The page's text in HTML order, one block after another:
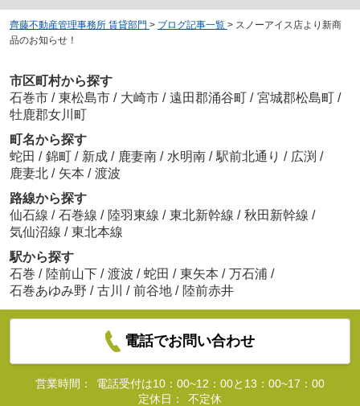
齊藤不動産管理事務所 賃貸部門 > ブログ記事一覧 > スノーアイス店より新商
品のお知らせ！
市区町村から探す
石巻市 / 東松島市 / 大崎市 / 遠田郡涌谷町 / 宮城郡松島町 /
牡鹿郡女川町
町名から探す
蛇田 / 錦町 / 新成 / 鹿妻南 / 水明南 / 駅前北通り / 広渕 /
鹿妻北 / 矢本 / 渡波
路線から探す
仙石線 / 石巻線 / 陸羽東線 / 東北新幹線 / 秋田新幹線 /
気仙沼線 / 東北本線
駅から探す
石巻 / 陸前山下 / 渡波 / 蛇田 / 東矢本 / 万石浦 /
石巻あゆみ野 / 古川 / 前谷地 / 陸前赤井
電話でお問い合わせ
営業時間：
電話受付は10：00~12：00と13：00~17：00
定休日：
不定休